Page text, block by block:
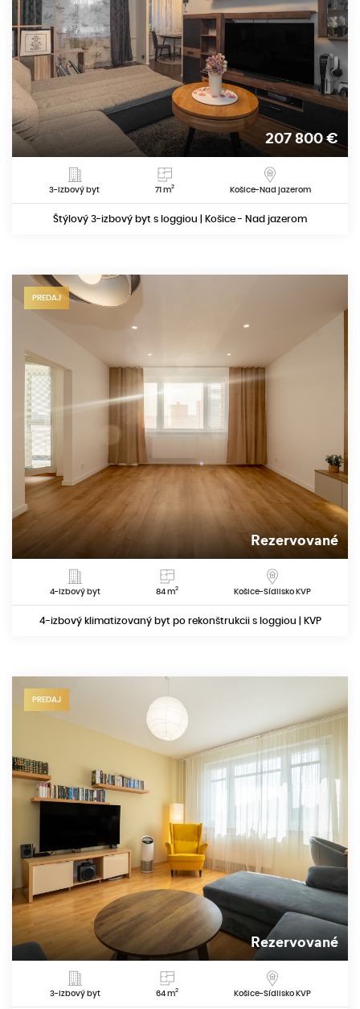
207 800€
3-izbový byt 71 m2 Košice-Nad jazerom
Štýlový 3-izbový byt s loggiou | Košice - Nad jazerom
PREDAJ
Rezervované
4-izbový byt 84 m2 Košice-Sídlisko KVP
4-izbový klimatizovaný byt po rekonštrukcii s loggiou | KVP
PREDAJ
Rezervované
3-izbový byt 64 m2 Košice-Sídlisko KVP